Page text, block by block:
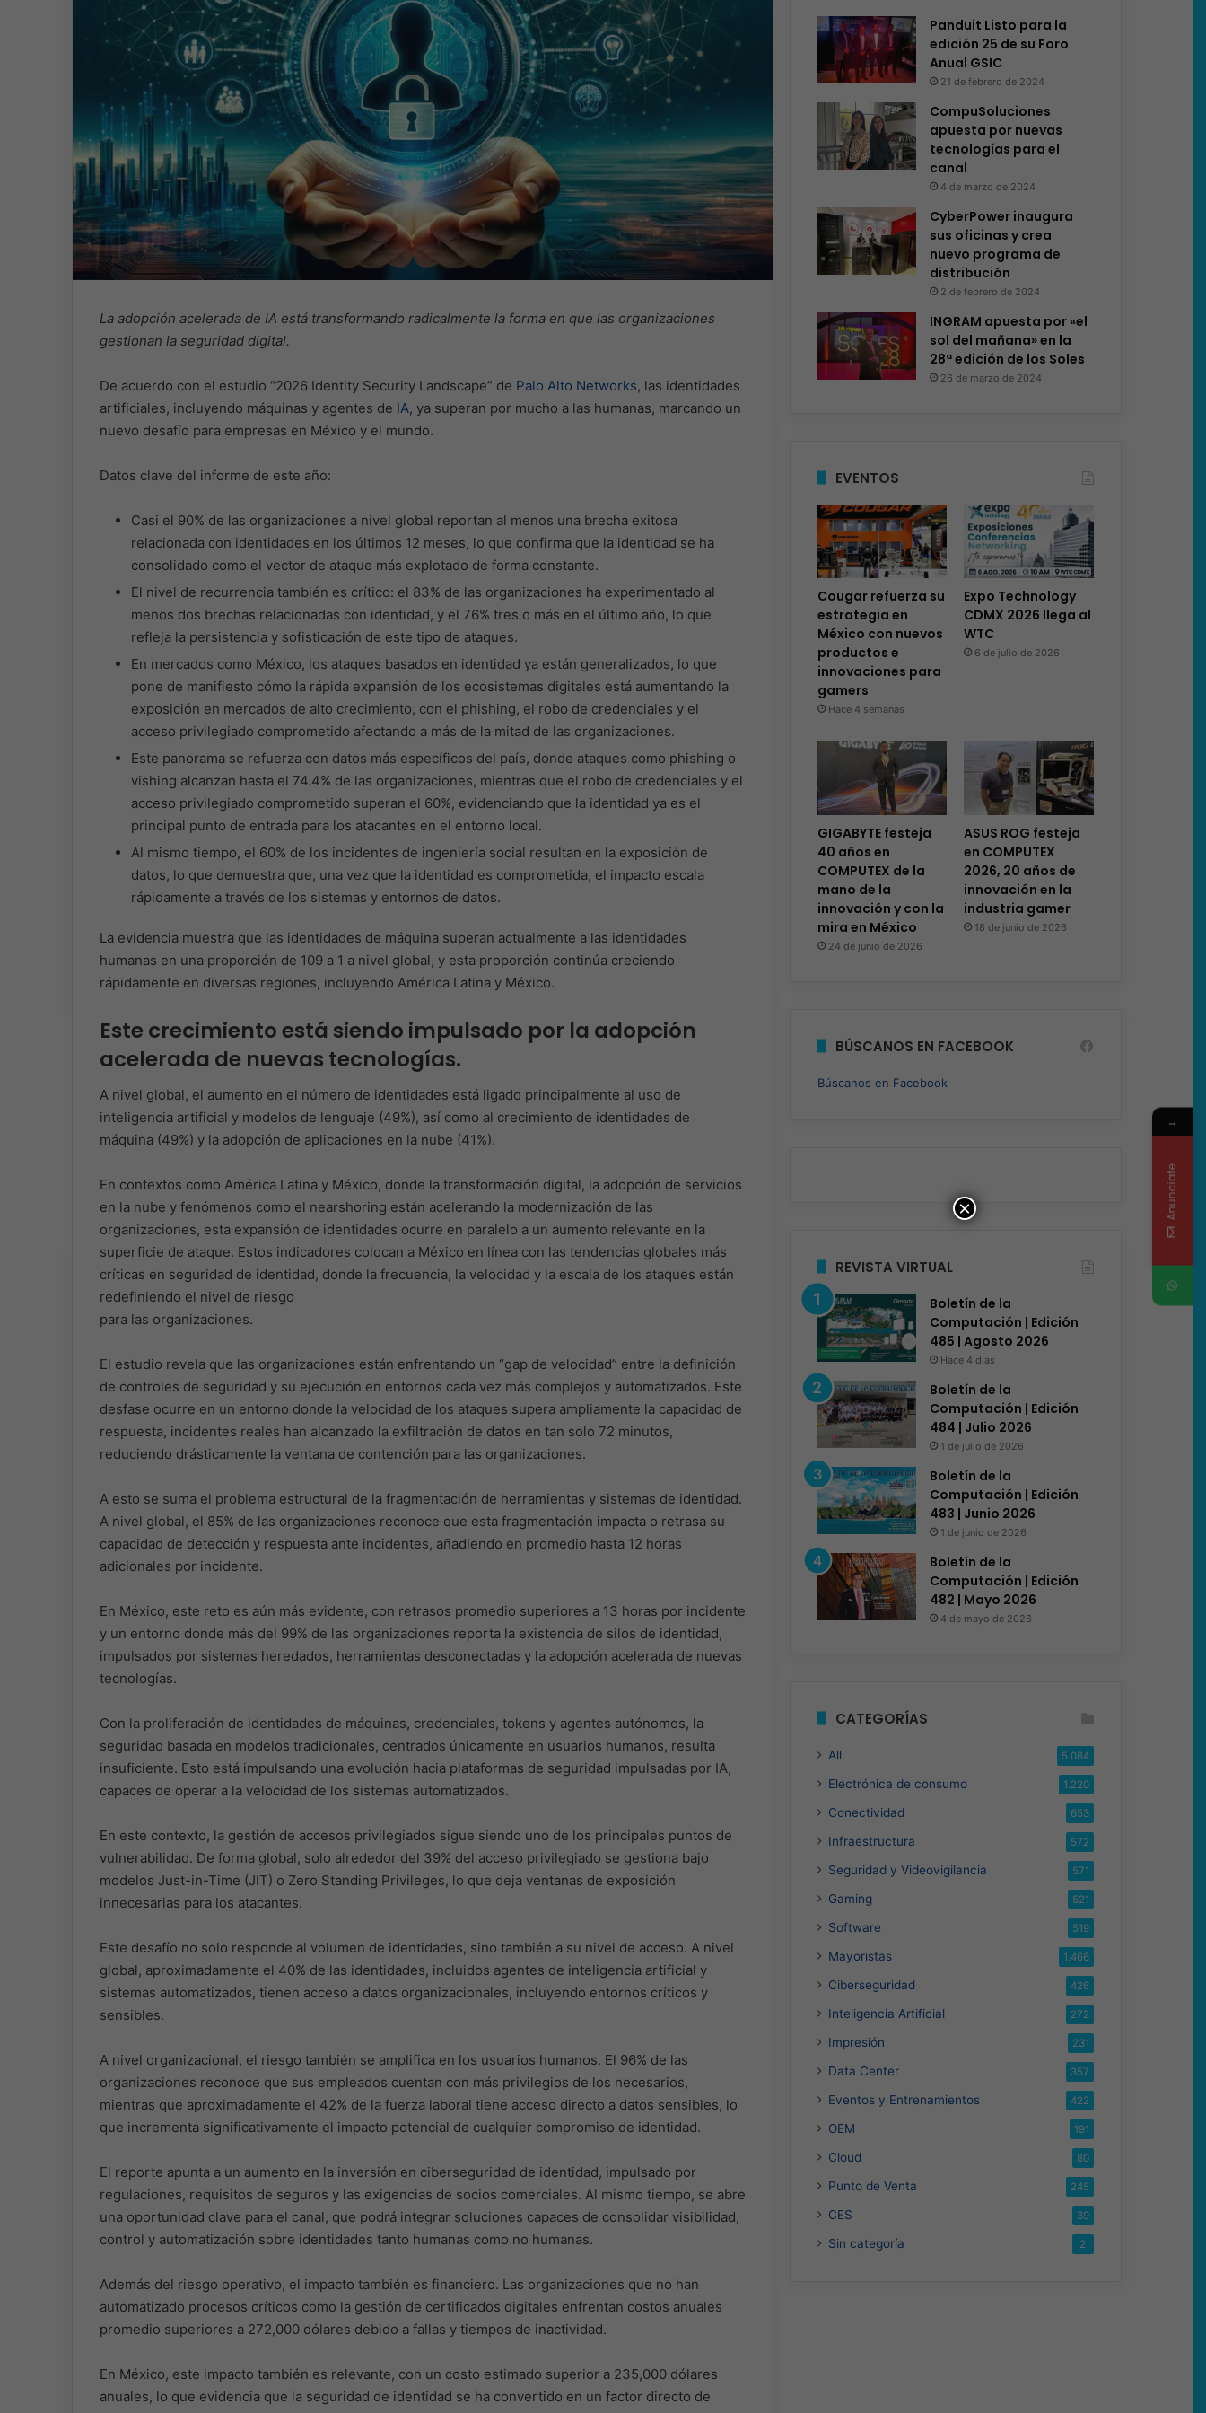
La adopción acelerada de IA está transformando radicalmente la forma en que las organizaciones
gestionan la seguridad digital.
De acuerdo con el estudio “2026 Identity Security Landscape” de Palo Alto Networks, las identidades
artificiales, incluyendo máquinas y agentes de IA, ya superan por mucho a las humanas, marcando un
nuevo desafío para empresas en México y el mundo.
Datos clave del informe de este año:
Casi el 90% de las organizaciones a nivel global reportan al menos una brecha exitosa
relacionada con identidades en los últimos 12 meses, lo que confirma que la identidad se ha
consolidado como el vector de ataque más explotado de forma constante.
El nivel de recurrencia también es crítico: el 83% de las organizaciones ha experimentado al
menos dos brechas relacionadas con identidad, y el 76% tres o más en el último año, lo que
refleja la persistencia y sofisticación de este tipo de ataques.
En mercados como México, los ataques basados en identidad ya están generalizados, lo que
pone de manifiesto cómo la rápida expansión de los ecosistemas digitales está aumentando la
exposición en mercados de alto crecimiento, con el phishing, el robo de credenciales y el
acceso privilegiado comprometido afectando a más de la mitad de las organizaciones.
Este panorama se refuerza con datos más específicos del país, donde ataques como phishing o
vishing alcanzan hasta el 74.4% de las organizaciones, mientras que el robo de credenciales y el
acceso privilegiado comprometido superan el 60%, evidenciando que la identidad ya es el
principal punto de entrada para los atacantes en el entorno local.
Al mismo tiempo, el 60% de los incidentes de ingeniería social resultan en la exposición de
datos, lo que demuestra que, una vez que la identidad es comprometida, el impacto escala
rápidamente a través de los sistemas y entornos de datos.
La evidencia muestra que las identidades de máquina superan actualmente a las identidades
humanas en una proporción de 109 a 1 a nivel global, y esta proporción continúa creciendo
rápidamente en diversas regiones, incluyendo América Latina y México.
Este crecimiento está siendo impulsado por la adopción
acelerada de nuevas tecnologías.
A nivel global, el aumento en el número de identidades está ligado principalmente al uso de
inteligencia artificial y modelos de lenguaje (49%), así como al crecimiento de identidades de
máquina (49%) y la adopción de aplicaciones en la nube (41%).
En contextos como América Latina y México, donde la transformación digital, la adopción de servicios
en la nube y fenómenos como el nearshoring están acelerando la modernización de las
organizaciones, esta expansión de identidades ocurre en paralelo a un aumento relevante en la
superficie de ataque. Estos indicadores colocan a México en línea con las tendencias globales más
críticas en seguridad de identidad, donde la frecuencia, la velocidad y la escala de los ataques están
redefiniendo el nivel de riesgo
para las organizaciones.
El estudio revela que las organizaciones están enfrentando un “gap de velocidad” entre la definición
de controles de seguridad y su ejecución en entornos cada vez más complejos y automatizados. Este
desfase ocurre en un entorno donde la velocidad de los ataques supera ampliamente la capacidad de
respuesta, incidentes reales han alcanzado la exfiltración de datos en tan solo 72 minutos,
reduciendo drásticamente la ventana de contención para las organizaciones.
A esto se suma el problema estructural de la fragmentación de herramientas y sistemas de identidad.
A nivel global, el 85% de las organizaciones reconoce que esta fragmentación impacta o retrasa su
capacidad de detección y respuesta ante incidentes, añadiendo en promedio hasta 12 horas
adicionales por incidente.
En México, este reto es aún más evidente, con retrasos promedio superiores a 13 horas por incidente
y un entorno donde más del 99% de las organizaciones reporta la existencia de silos de identidad,
impulsados por sistemas heredados, herramientas desconectadas y la adopción acelerada de nuevas
tecnologías.
Con la proliferación de identidades de máquinas, credenciales, tokens y agentes autónomos, la
seguridad basada en modelos tradicionales, centrados únicamente en usuarios humanos, resulta
insuficiente. Esto está impulsando una evolución hacia plataformas de seguridad impulsadas por IA,
capaces de operar a la velocidad de los sistemas automatizados.
En este contexto, la gestión de accesos privilegiados sigue siendo uno de los principales puntos de
vulnerabilidad. De forma global, solo alrededor del 39% del acceso privilegiado se gestiona bajo
modelos Just-in-Time (JIT) o Zero Standing Privileges, lo que deja ventanas de exposición
innecesarias para los atacantes.
Este desafío no solo responde al volumen de identidades, sino también a su nivel de acceso. A nivel
global, aproximadamente el 40% de las identidades, incluidos agentes de inteligencia artificial y
sistemas automatizados, tienen acceso a datos organizacionales, incluyendo entornos críticos y
sensibles.
A nivel organizacional, el riesgo también se amplifica en los usuarios humanos. El 96% de las
organizaciones reconoce que sus empleados cuentan con más privilegios de los necesarios,
mientras que aproximadamente el 42% de la fuerza laboral tiene acceso directo a datos sensibles, lo
que incrementa significativamente el impacto potencial de cualquier compromiso de identidad.
El reporte apunta a un aumento en la inversión en ciberseguridad de identidad, impulsado por
regulaciones, requisitos de seguros y las exigencias de socios comerciales. Al mismo tiempo, se abre
una oportunidad clave para el canal, que podrá integrar soluciones capaces de consolidar visibilidad,
control y automatización sobre identidades tanto humanas como no humanas.
Además del riesgo operativo, el impacto también es financiero. Las organizaciones que no han
automatizado procesos críticos como la gestión de certificados digitales enfrentan costos anuales
promedio superiores a 272,000 dólares debido a fallas y tiempos de inactividad.
En México, este impacto también es relevante, con un costo estimado superior a 235,000 dólares
anuales, lo que evidencia que la seguridad de identidad se ha convertido en un factor directo de
Panduit Listo para la
edición 25 de su Foro
Anual GSIC
21 de febrero de 2024
CompuSoluciones
apuesta por nuevas
tecnologías para el
canal
4 de marzo de 2024
CyberPower inaugura
sus oficinas y crea
nuevo programa de
distribución
2 de febrero de 2024
INGRAM apuesta por «el
sol del mañana» en la
28ª edición de los Soles
26 de marzo de 2024
EVENTOS
Cougar refuerza su
estrategia en
México con nuevos
productos e
innovaciones para
gamers
Hace 4 semanas
Expo Technology
CDMX 2026 llega al
WTC
6 de julio de 2026
GIGABYTE festeja
40 años en
COMPUTEX de la
mano de la
innovación y con la
mira en México
24 de junio de 2026
ASUS ROG festeja
en COMPUTEX
2026, 20 años de
innovación en la
industria gamer
18 de junio de 2026
BÚSCANOS EN FACEBOOK
Búscanos en Facebook
REVISTA VIRTUAL
Boletín de la
Computación | Edición
485 | Agosto 2026
Hace 4 días
Boletín de la
Computación | Edición
484 | Julio 2026
1 de julio de 2026
Boletín de la
Computación | Edición
483 | Junio 2026
1 de junio de 2026
Boletín de la
Computación | Edición
482 | Mayo 2026
4 de mayo de 2026
CATEGORÍAS
All 5.084
Electrónica de consumo 1.220
Conectividad 653
Infraestructura 572
Seguridad y Videovigilancia 571
Gaming 521
Software 519
Mayoristas 1.466
Ciberseguridad 426
Inteligencia Artificial 272
Impresión 231
Data Center 357
Eventos y Entrenamientos 422
OEM 191
Cloud 80
Punto de Venta 245
CES 39
Sin categoría 2
×
→
Anunciate